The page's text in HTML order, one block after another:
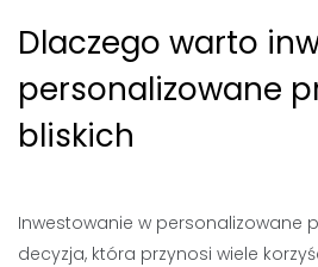
Dlaczego warto
personalizowane
bliskich
Inwestowanie w personalizowane
decyzja, która przynosi wiele